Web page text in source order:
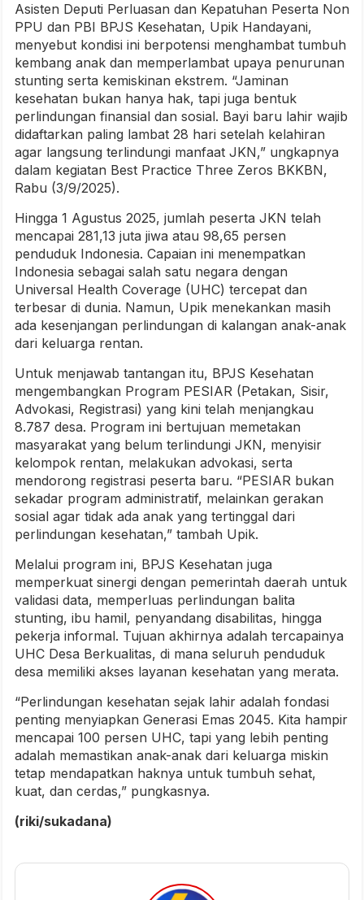
Asisten Deputi Perluasan dan Kepatuhan Peserta Non
PPU dan PBI BPJS Kesehatan, Upik Handayani,
menyebut kondisi ini berpotensi menghambat tumbuh
kembang anak dan memperlambat upaya penurunan
stunting serta kemiskinan ekstrem. “Jaminan
kesehatan bukan hanya hak, tapi juga bentuk
perlindungan finansial dan sosial. Bayi baru lahir wajib
didaftarkan paling lambat 28 hari setelah kelahiran
agar langsung terlindungi manfaat JKN,” ungkapnya
dalam kegiatan Best Practice Three Zeros BKKBN,
Rabu (3/9/2025).
Hingga 1 Agustus 2025, jumlah peserta JKN telah
mencapai 281,13 juta jiwa atau 98,65 persen
penduduk Indonesia. Capaian ini menempatkan
Indonesia sebagai salah satu negara dengan
Universal Health Coverage (UHC) tercepat dan
terbesar di dunia. Namun, Upik menekankan masih
ada kesenjangan perlindungan di kalangan anak-anak
dari keluarga rentan.
Untuk menjawab tantangan itu, BPJS Kesehatan
mengembangkan Program PESIAR (Petakan, Sisir,
Advokasi, Registrasi) yang kini telah menjangkau
8.787 desa. Program ini bertujuan memetakan
masyarakat yang belum terlindungi JKN, menyisir
kelompok rentan, melakukan advokasi, serta
mendorong registrasi peserta baru. “PESIAR bukan
sekadar program administratif, melainkan gerakan
sosial agar tidak ada anak yang tertinggal dari
perlindungan kesehatan,” tambah Upik.
Melalui program ini, BPJS Kesehatan juga
memperkuat sinergi dengan pemerintah daerah untuk
validasi data, memperluas perlindungan balita
stunting, ibu hamil, penyandang disabilitas, hingga
pekerja informal. Tujuan akhirnya adalah tercapainya
UHC Desa Berkualitas, di mana seluruh penduduk
desa memiliki akses layanan kesehatan yang merata.
“Perlindungan kesehatan sejak lahir adalah fondasi
penting menyiapkan Generasi Emas 2045. Kita hampir
mencapai 100 persen UHC, tapi yang lebih penting
adalah memastikan anak-anak dari keluarga miskin
tetap mendapatkan haknya untuk tumbuh sehat,
kuat, dan cerdas,” pungkasnya.
(riki/sukadana)